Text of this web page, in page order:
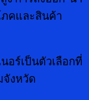
ภคและสินค้า
อร์เป็นตัวเลือกที่
งหวัด